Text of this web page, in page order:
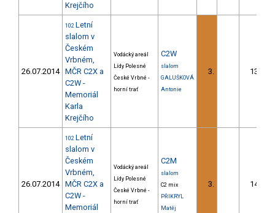
Krejčího
26.07.2014
102 Letní
slalom v
Českém
Vrbném,
MČR C2X a
C2W -
Memoriál
Karla
Krejčího
Vodácký areál
Lídy Polesné
České Vrbné -
horní trať
C2W
slalom
GALUŠKOVÁ
Antonie
3. 13.84
26.07.2014
102 Letní
slalom v
Českém
Vrbném,
MČR C2X a
C2W -
Memoriál
Vodácký areál
Lídy Polesné
České Vrbné -
horní trať
C2M
slalom
C2 mix
PŘIKRYL
Matěj
3. 14.16